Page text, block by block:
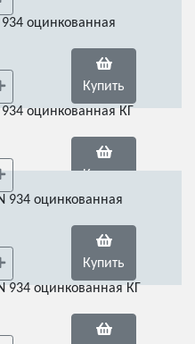
934 оцинкованная
Купить
оцинкованная КГ
Купить
934 оцинкованная
Купить
934 оцинкованная КГ